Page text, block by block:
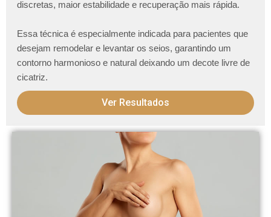
discretas, maior estabilidade e recuperação mais rápida.
Essa técnica é especialmente indicada para pacientes que
desejam remodelar e levantar os seios, garantindo um
contorno harmonioso e naturaldeixando um decote livre de
cicatriz.
Ver Resultados